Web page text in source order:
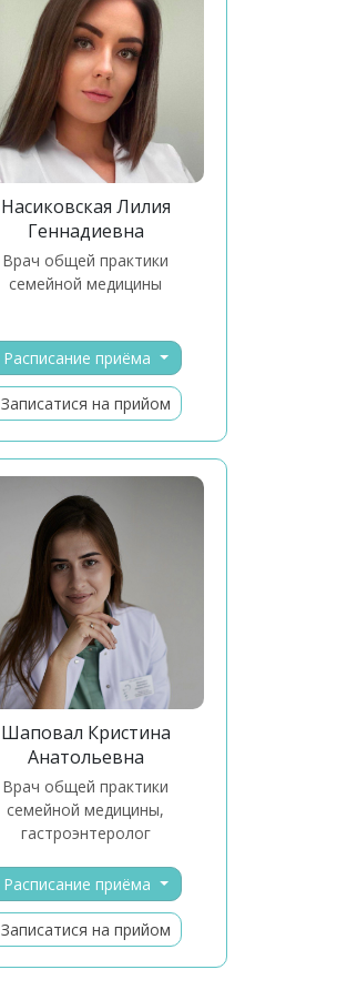
Насиковская Лилия
Геннадиевна
врач общей практики
семейной медицины
Расписание приёма
Записатися на прийом
Шаповал Кристина
Анатольевна
Врач общей практики
семейной медицины,
гастроэнтеролог
Расписание приёма
Записатися на прийом